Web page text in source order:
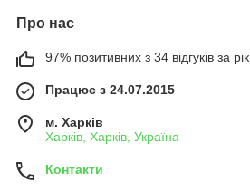
Про нас
97% позитивних з 34 відгуків за рік
Працює з 24.07.2015
м. Харків
Харків, Харків, Україна
Контакти